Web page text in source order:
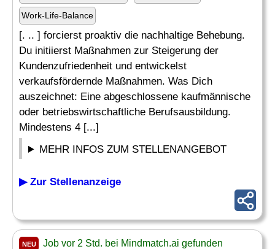
Work-Life-Balance
[. .. ] forcierst proaktiv die nachhaltige Behebung.
Du initiierst Maßnahmen zur Steigerung der
Kundenzufriedenheit und entwickelst
verkaufsfördernde Maßnahmen. Was Dich
auszeichnet: Eine abgeschlossene kaufmännische
oder betriebswirtschaftliche Berufsausbildung.
Mindestens 4 [...]
MEHR INFOS ZUM STELLENANGEBOT
▶ Zur Stellenanzeige
NEU Job vor 2 Std. bei Mindmatch.ai gefunden